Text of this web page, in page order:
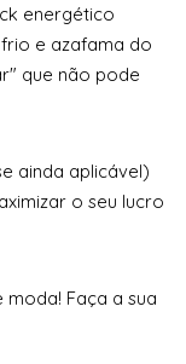
energético
e azafama do
que não pode
ainda aplicável)
o seu lucro
Faça a sua